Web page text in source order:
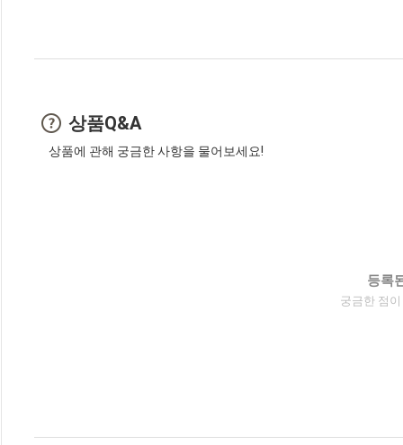
상품Q&A
상품에 관해 궁금한 사항을 물어보세요!
등록
궁금한 점